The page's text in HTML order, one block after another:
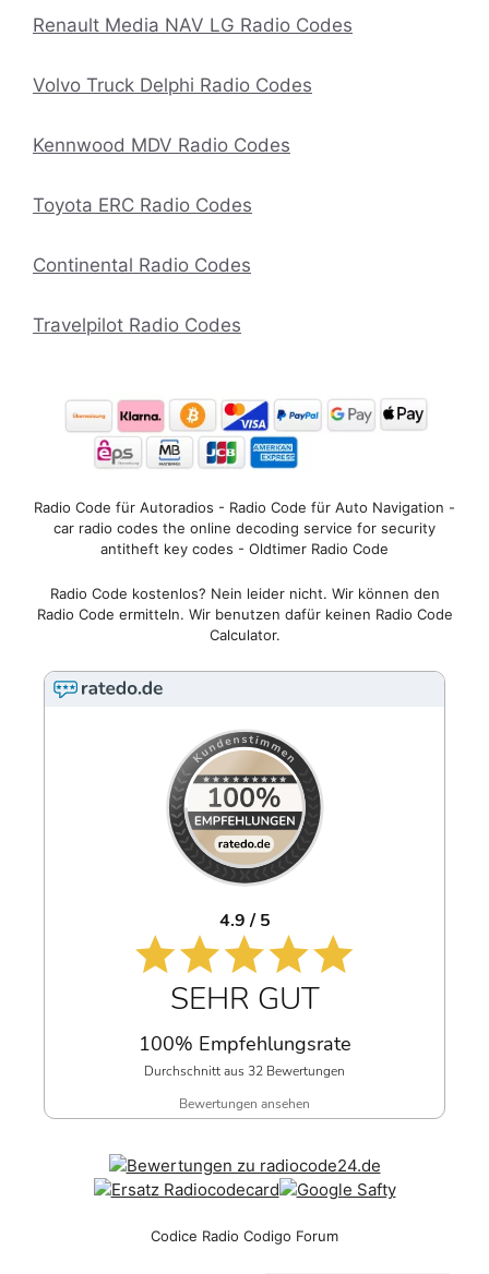
Renault Media NAV LG Radio Codes
Volvo Truck Delphi Radio Codes
Kennwood MDV Radio Codes
Toyota ERC Radio Codes
Continental Radio Codes
Travelpilot Radio Codes
Radio Code für Autoradios - Radio Code für Auto Navigation -
car radio codes the online decoding service for security
antitheft key codes - Oldtimer Radio Code
Radio Code kostenlos? Nein leider nicht. Wir können den
Radio Code ermitteln. Wir benutzen dafür keinen Radio Code
Calculator.
4.9 / 5
SEHR GUT
100% Empfehlungsrate
Durchschnitt aus 32 Bewertungen
Bewertungen ansehen
Codice Radio Codigo Forum